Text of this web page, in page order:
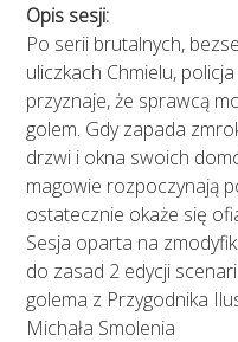
Opis sesji:
Po serii brutalnych,
uliczkach Chmielu,
przyznaje, że sprawcą
golem. Gdy zapada
drzwi i okna swoich
magowie rozpoczynają
ostatecznie okaże się
Sesja oparta na
do zasad 2 edycji
golema z Przygodnika
Michała Smolenia